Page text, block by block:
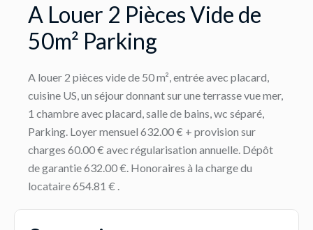
A Louer 2 Pièces Vide de
50m² Parking
A louer 2 pièces vide de 50 m², entrée avec placard,
cuisine US, un séjour donnant sur une terrasse vue mer,
1 chambre avec placard, salle de bains, wc séparé,
Parking. Loyer mensuel 632.00 € + provision sur
charges 60.00 € avec régularisation annuelle. Dépôt
de garantie 632.00 €. Honoraires à la charge du
locataire 654.81 € .